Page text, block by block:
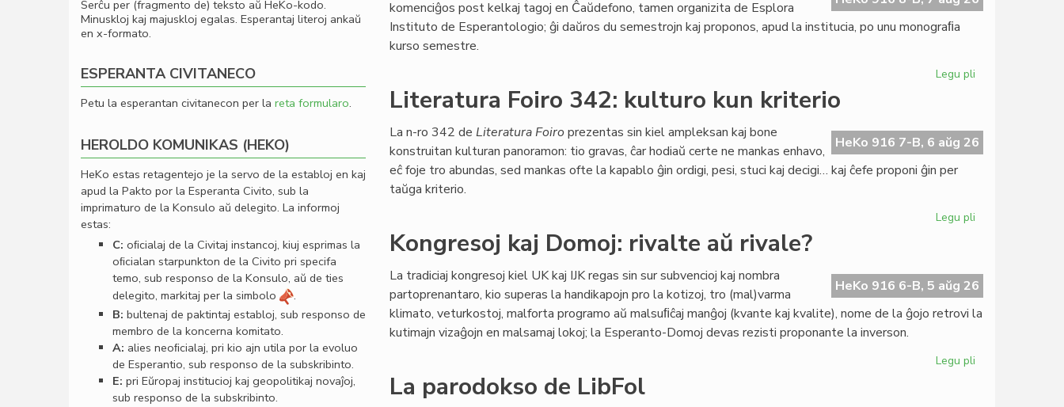
komenciĝos post kelkaj tagoj en Ĉaŭdefono, tamen organizita de Esplora
Instituto de Esperantologio; ĝi daŭros du semestrojn kaj proponos, apud la institucia, po unu monograﬁa
kurso semestre.
Legu pli
programo
de
Literatura Foiro 342: kulturo kun kriterio
HeKo 916 7-B, 6 aŭg 26
La n-ro 342 de Literatura Foiroprezentas sin kiel ampleksan kaj bone
konstruitan kulturan panoramon: tio gravas, ĉar hodiaŭ certe ne mankas enhavo,
eĉ foje tro abundas, sed mankas ofte la kapablo ĝin ordigi, pesi, stuci kaj decigi… kaj ĉefe proponi ĝin per
taŭga kriterio.
Legu pli
kulturo
kun
kriterio
Kongresoj kaj Domoj: rivalte aŭ rivale?
HeKo 916 6-B, 5 aŭg 26
La tradiciaj kongresoj kiel UK kaj IJK regas sin sur subvencioj kaj nombra
partoprenantaro, kio superas la handikapojn pro la kotizoj, tro (mal)varma
klimato, veturkostoj, malforta programo aŭ malsuﬁĉaj manĝoj (kvante kaj kvalite), nome de la ĝojo retrovi la
kutimajn vizaĝojn en malsamaj lokoj; la Esperanto-Domoj devas rezisti proponante la inverson.
Legu pli
La parodokso de LibFol
Serĉu per (fragmento de) teksto aŭ HeKo-kodo.
Minuskloj kaj majuskloj egalas. Esperantaj literoj ankaŭ
en x-formato.
ESPERANTA CIVITANECO
Petu la esperantan civitanecon per la reta formularo.
HEROLDO KOMUNIKAS (HEKO)
HeKo estas retagentejo je la servo de la establoj en kaj
apud la Pakto por la Esperanta Civito, sub la
imprimaturo de la Konsulo aŭ delegito. La informoj
estas:
C: oﬁcialaj de la Civitaj instancoj, kiuj esprimas la
oﬁcialan starpunkton de la Civito pri specifa
temo, sub responso de la Konsulo, aŭ de ties
delegito, markitaj per la simbolo
.
B: bultenaj de paktintaj establoj, sub responso de
membro de la koncerna komitato.
A: alies neoﬁcialaj, pri kio ajn utila por la evoluo
de Esperantio, sub responso de la subskribinto.
E: pri Eŭropaj institucioj kaj geopolitikaj novaĵoj,
sub responso de la subskribinto.